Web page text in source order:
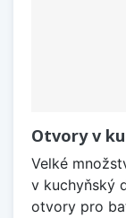
Otvory v
Velké
v kuchyňský
otvory pro